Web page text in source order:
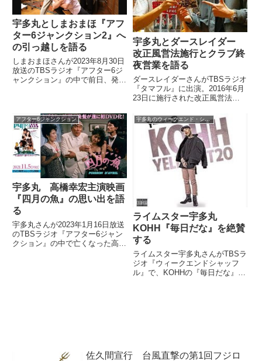
宇多丸としまおまほ『アフ
ター6ジャンクション2』へ
の引っ越しを語る
しまおまほさんが2023年8月30日
放送のTBSラジオ『アフター6ジ
ャンクション』の中で前日、発表
宇多丸とダースレイダー
改正風営法施行とクラブ終
夜営業を語る
ダースレイダーさんがTBSラジオ
『タマフル』に出演。2016年6月
23日に施行された改正風営法で
件について、宇多丸さんと語り合
っていました。 THE
BASSONS、アルバム実は発売し
てます！w/#utamar...
アフター6ジャンクション
宇多丸 高橋幸宏主演映画
『四月の魚』の思い出を語
る
宇多丸さんが2023年1月16日放送
のTBSラジオ『アフター6ジャン
クション』の中で亡くなった高橋
宇多丸のウィークエンド・シャッフル
ライムスター宇多丸
KOHH『毎日だな』を絶賛
する
ライムスター宇多丸さんがTBSラ
ジオ『ウィークエンドシャッフ
ル』で、KOHHの『毎日だな』を
佐久間宣行 台風直撃の第1回フジロ